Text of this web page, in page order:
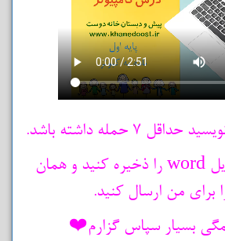
7 حمله داشته باشد.
همچنین لطفا فایل word را ذخیره کنید و همان
برای من ارسال کنید.
بسیار سپاس گزارم❤️